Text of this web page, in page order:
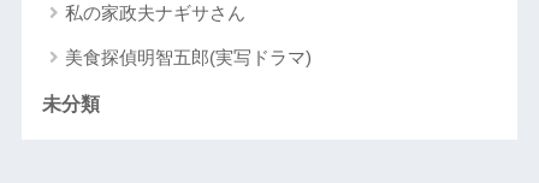
私の家政夫ナギサさん
美食探偵明智五郎(実写ドラマ)
未分類